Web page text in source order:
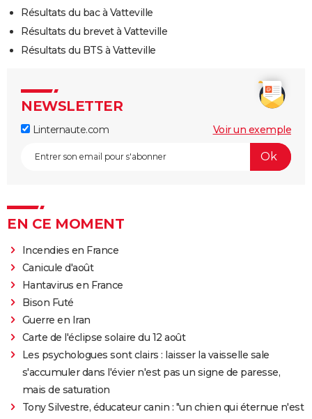
Résultats du bac à Vatteville
Résultats du brevet à Vatteville
Résultats du BTS à Vatteville
NEWSLETTER
Linternaute.com Voir un exemple
EN CE MOMENT
Incendies en France
Canicule d'août
Hantavirus en France
Bison Futé
Guerre en Iran
Carte de l'éclipse solaire du 12 août
Les psychologues sont clairs : laisser la vaisselle sale
s'accumuler dans l'évier n'est pas un signe de paresse,
mais de saturation
Tony Silvestre, éducateur canin : "un chien qui éternue n'est